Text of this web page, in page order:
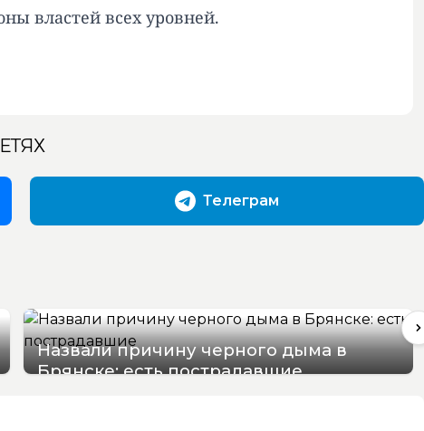
властей всех уровней.
Телеграм
Назвали причину черного дыма в
Брянске: есть пострадавшие